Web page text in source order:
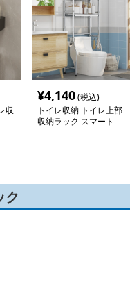
収
¥4,140(税込)
トイレ収納 トイレ上部
収納ラック スマート
ク